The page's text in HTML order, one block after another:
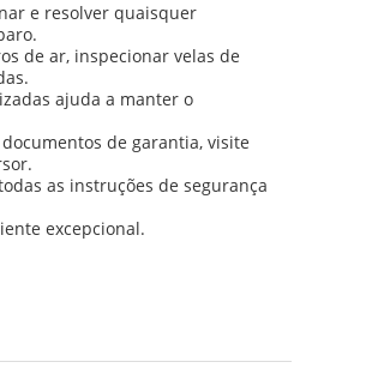
e resolver quaisquer
de ar, inspecionar velas de
ajuda a manter o
de garantia, visite
as instruções de segurança
excepcional.